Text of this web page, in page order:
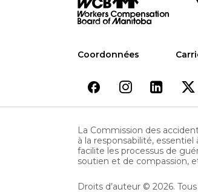
Coordonnées
La Commission des
à la responsabilité,
facilite les processus de
soutien et de compassion,
Droits d’auteur © 2026.